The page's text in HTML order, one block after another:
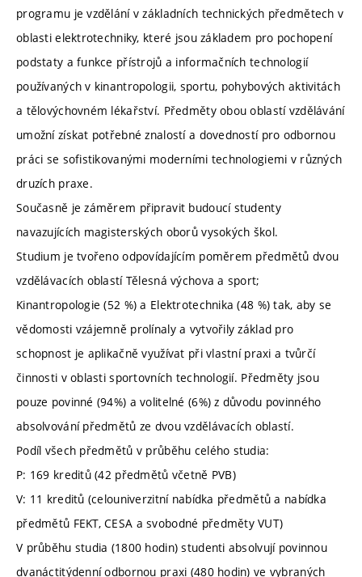
programu je vzdělání v základních technických předmětech v
oblasti elektrotechniky, které jsou základem pro pochopení
podstaty a funkce přístrojů a informačních technologií
používaných v kinantropologii, sportu, pohybových aktivitách
a tělovýchovném lékařství. Předměty obou oblastí vzdělávání
umožní získat potřebné znalostí a dovedností pro odbornou
práci se sofistikovanými moderními technologiemi v různých
druzích praxe.
Současně je záměrem připravit budoucí studenty
navazujících magisterských oborů vysokých škol.
Studium je tvořeno odpovídajícím poměrem předmětů dvou
vzdělávacích oblastí Tělesná výchova a sport;
Kinantropologie (52 %) a Elektrotechnika (48 %) tak, aby se
vědomosti vzájemně prolínaly a vytvořily základ pro
schopnost je aplikačně využívat při vlastní praxi a tvůrčí
činnosti v oblasti sportovních technologií. Předměty jsou
pouze povinné (94%) a volitelné (6%) z důvodu povinného
absolvování předmětů ze dvou vzdělávacích oblastí.
Podíl všech předmětů v průběhu celého studia:
P: 169 kreditů (42 předmětů včetně PVB)
V: 11 kreditů (celouniverzitní nabídka předmětů a nabídka
předmětů FEKT, CESA a svobodné předměty VUT)
V průběhu studia (1800 hodin) studenti absolvují povinnou
dvanáctitýdenní odbornou praxi (480 hodin) ve vybraných